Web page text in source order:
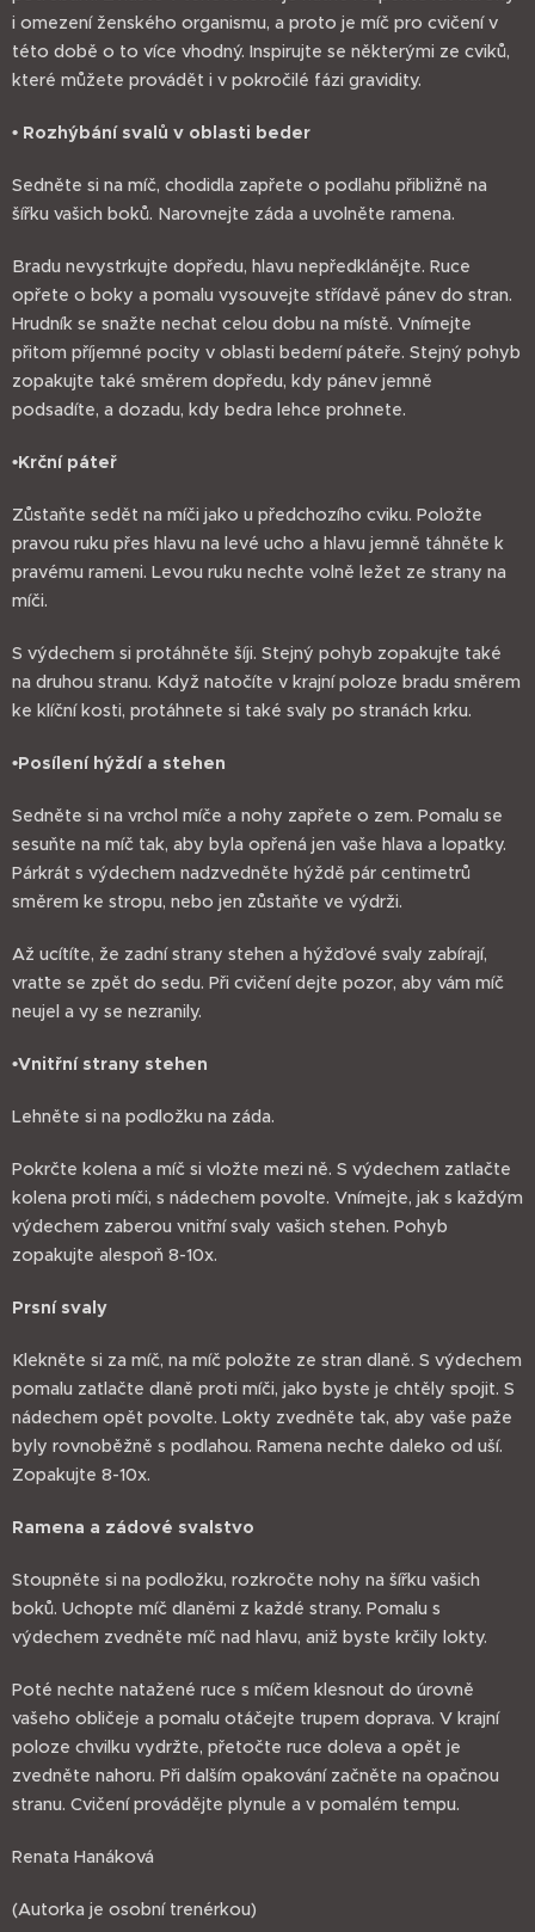
i omezení ženského organismu, a proto je míč pro cvičení v
této době o to více vhodný. Inspirujte se některými ze cviků,
které můžete provádět i v pokročilé fázi gravidity.
• Rozhýbání svalů v oblasti beder
Sedněte si na míč, chodidla zapřete o podlahu přibližně na
šířku vašich boků. Narovnejte záda a uvolněte ramena.
Bradu nevystrkujte dopředu, hlavu nepředklánějte. Ruce
opřete o boky a pomalu vysouvejte střídavě pánev do stran.
Hrudník se snažte nechat celou dobu na místě. Vnímejte
přitom příjemné pocity v oblasti bederní páteře. Stejný pohyb
zopakujte také směrem dopředu, kdy pánev jemně
podsadíte, a dozadu, kdy bedra lehce prohnete.
•Krční páteř
Zůstaňte sedět na míči jako u předchozího cviku. Položte
pravou ruku přes hlavu na levé ucho a hlavu jemně táhněte k
pravému rameni. Levou ruku nechte volně ležet ze strany na
míči.
S výdechem si protáhněte šíji. Stejný pohyb zopakujte také
na druhou stranu. Když natočíte v krajní poloze bradu směrem
ke klíční kosti, protáhnete si také svaly po stranách krku.
•Posílení hýždí a stehen
Sedněte si na vrchol míče a nohy zapřete o zem. Pomalu se
sesuňte na míč tak, aby byla opřená jen vaše hlava a lopatky.
Párkrát s výdechem nadzvedněte hýždě pár centimetrů
směrem ke stropu, nebo jen zůstaňte ve výdrži.
Až ucítíte, že zadní strany stehen a hýžďové svaly zabírají,
vraťte se zpět do sedu. Při cvičení dejte pozor, aby vám míč
neujel a vy se nezranily.
•Vnitřní strany stehen
Lehněte si na podložku na záda.
Pokrčte kolena a míč si vložte mezi ně. S výdechem zatlačte
kolena proti míči, s nádechem povolte. Vnímejte, jak s každým
výdechem zaberou vnitřní svaly vašich stehen. Pohyb
zopakujte alespoň 8-10x.
Prsní svaly
Klekněte si za míč, na míč položte ze stran dlaně. S výdechem
pomalu zatlačte dlaně proti míči, jako byste je chtěly spojit. S
nádechem opět povolte. Lokty zvedněte tak, aby vaše paže
byly rovnoběžně s podlahou. Ramena nechte daleko od uší.
Zopakujte 8-10x.
Ramena a zádové svalstvo
Stoupněte si na podložku, rozkročte nohy na šířku vašich
boků. Uchopte míč dlaněmi z každé strany. Pomalu s
výdechem zvedněte míč nad hlavu, aniž byste krčily lokty.
Poté nechte natažené ruce s míčem klesnout do úrovně
vašeho obličeje a pomalu otáčejte trupem doprava. V krajní
poloze chvilku vydržte, přetočte ruce doleva a opět je
zvedněte nahoru. Při dalším opakování začněte na opačnou
stranu. Cvičení provádějte plynule a v pomalém tempu.
Renata Hanáková
(Autorka je osobní trenérkou)